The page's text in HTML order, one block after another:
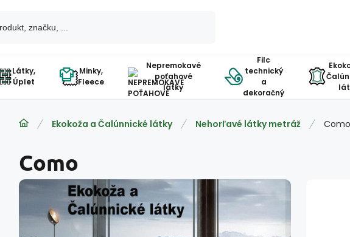
Látky,
Úplet
Minky,
Fleece
Nepremokavé
poťahové
látky
Filc
technický
a
dekoračný
Ekokoža a Čalúnnické látky Nehorľavé látky metráž Como
Como